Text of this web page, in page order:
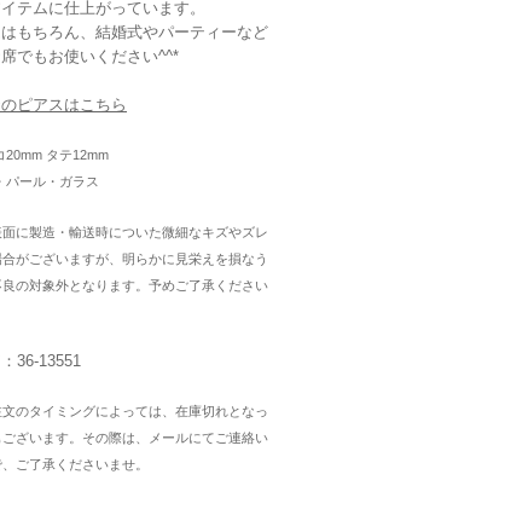
テムに仕上がっています。
もちろん、結婚式やパーティーなど
でもお使いください^^*
ピアスはこちら
20mm タテ12mm
パール・ガラス
に製造・輸送時についた微細なキズやズレ
がございますが、明らかに見栄えを損なう
良の対象外となります。予めご了承ください
36-13551
のタイミングによっては、在庫切れとなっ
ざいます。その際は、メールにてご連絡い
ご了承くださいませ。